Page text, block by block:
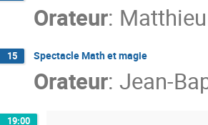
Orateur:
15 Spectacle Math et magie
Orateur: Jean-
19:00